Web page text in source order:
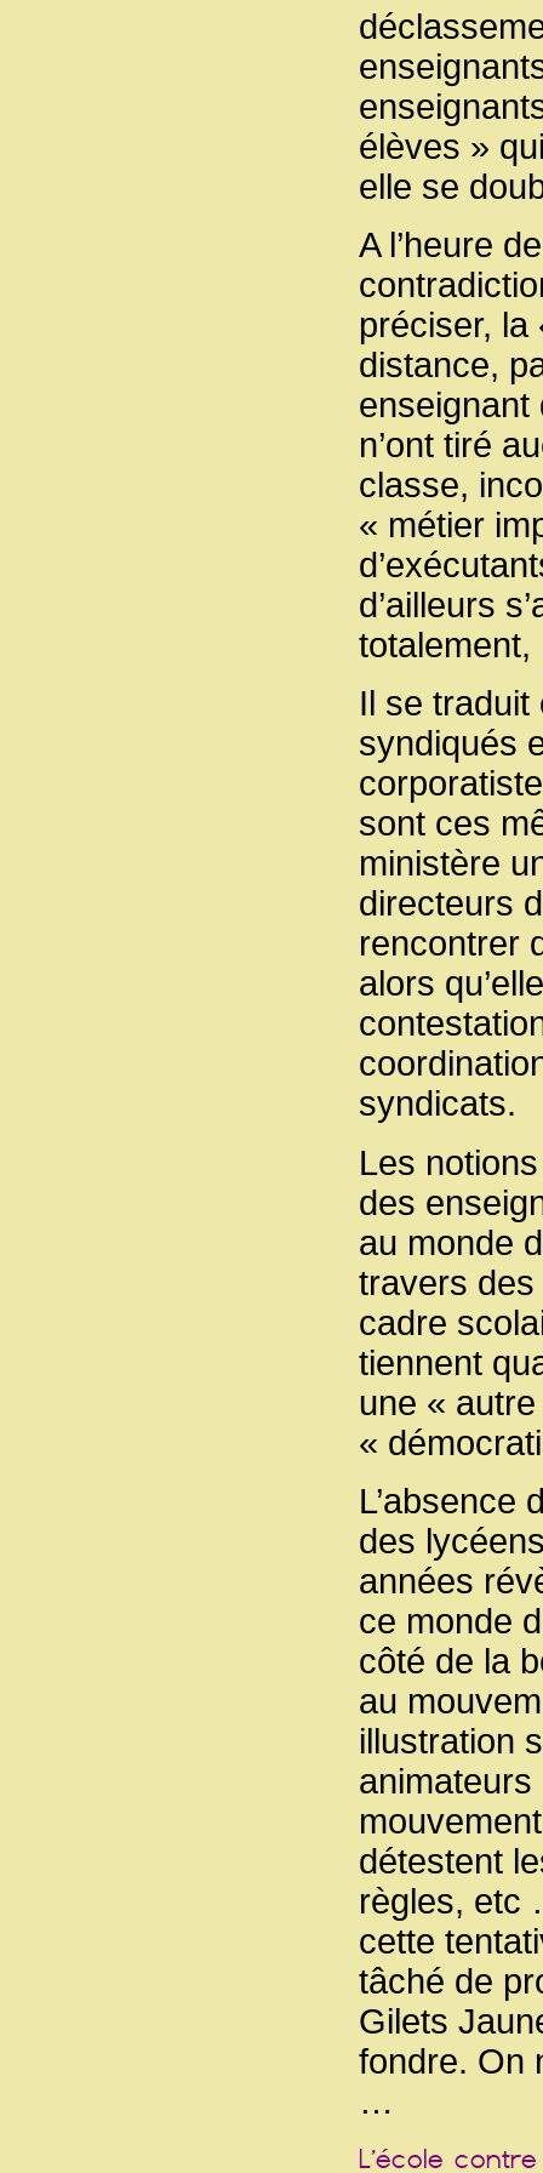
élèves »
elle se
A l’heure
préciser, la
distance,
enseignant
n’ont tiré
classe,
« métier
d’ailleurs
totalement,
Il se traduit
syndiqués
sont ces
ministère
directeurs
rencontrer
alors
syndicats.
Les
des
au monde
travers
cadre
tiennent
une «
«
L’absence
des
années
ce monde
côté de la
au
illustration
animateurs
détestent
règles, etc
cette
tâché de
Gilets
fondre. On
…